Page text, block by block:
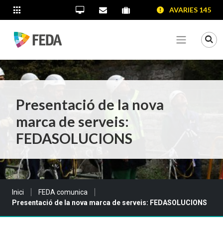
SALTAR AL CONTINGUT
SALTAR A LA NAVEGACIÓ
SALTAR A LA INFORMACIÓ DE CONTACTE
ALTRES LLOCS WEBOficina Virtual
Contacta'nsPortal proveïdors
Portal de transparència
AVARIES 145
Veure
Presentació de la nova
marca de serveis:
FEDASOLUCIONS
Sou a:
Inici
FEDA comunica
Presentació de la nova marca de serveis: FEDASOLUCIONS